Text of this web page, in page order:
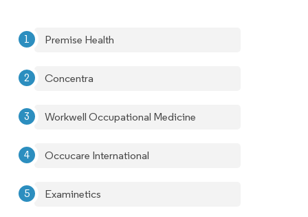
Premise Health
Concentra
Workwell Occupational Medicine
Occucare International
Examinetics